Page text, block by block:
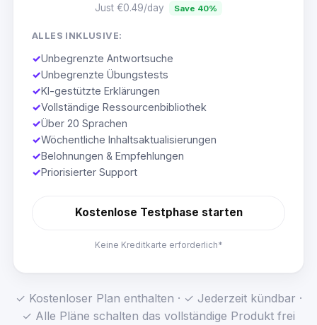
Just €0.49/day Save 40%
ALLES INKLUSIVE:
✓Unbegrenzte Antwortsuche
✓Unbegrenzte Übungstests
✓KI-gestützte Erklärungen
✓Vollständige Ressourcenbibliothek
✓Über 20 Sprachen
✓Wöchentliche Inhaltsaktualisierungen
✓Belohnungen & Empfehlungen
✓Priorisierter Support
Kostenlose Testphase starten
Keine Kreditkarte erforderlich*
✓ Kostenloser Plan enthalten · ✓ Jederzeit kündbar ·
✓ Alle Pläne schalten das vollständige Produkt frei